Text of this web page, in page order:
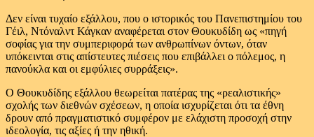
Δεν είναι τυχαίο εξάλλου, που ο ιστορικός του Πανεπιστημίου του
Γέιλ, Ντόναλντ Κάγκαν αναφέρεται στον Θουκυδίδη ως «πηγή
σοφίας για την συμπεριφορά των ανθρωπίνων όντων, όταν
υπόκεινται στις απίστευτες πιέσεις που επιβάλλει ο πόλεμος, η
πανούκλα και οι εμφύλιες συρράξεις».
Ο Θουκυδίδης εξάλλου θεωρείται πατέρας της «ρεαλιστικής»
σχολής των διεθνών σχέσεων, η οποία ισχυρίζεται ότι τα έθνη
δρουν από πραγματιστικό συμφέρον με ελάχιστη προσοχή στην
ιδεολογία, τις αξίες ή την ηθική.